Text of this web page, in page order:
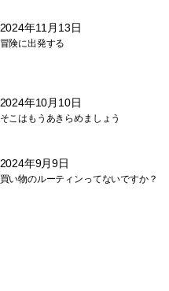
2024年11月13日
冒険に出発する
2024年10月10日
そこはもうあきらめましょう
2024年9月9日
買い物のルーティンってないですか？